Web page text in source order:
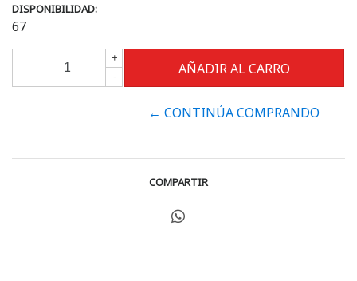
DISPONIBILIDAD:
67
+
-
← CONTINÚA COMPRANDO
COMPARTIR